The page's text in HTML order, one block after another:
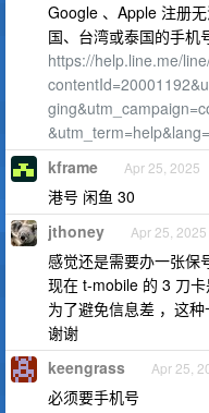
Google 、Apple 注册
国、台湾或泰国的手机
https://help.line.me/
kframe Apr 25, 2025
港号 闲鱼 30
jthoney Apr 25, 2025
感觉还是需要办一张保
现在 t-mobile 的 3 刀卡
为了避免信息差 ，这
谢谢
keengrass Apr 25,
必须要手机号